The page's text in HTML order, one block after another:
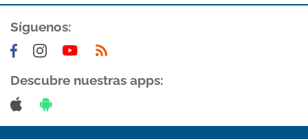
Síguenos:
Descubre nuestras apps: